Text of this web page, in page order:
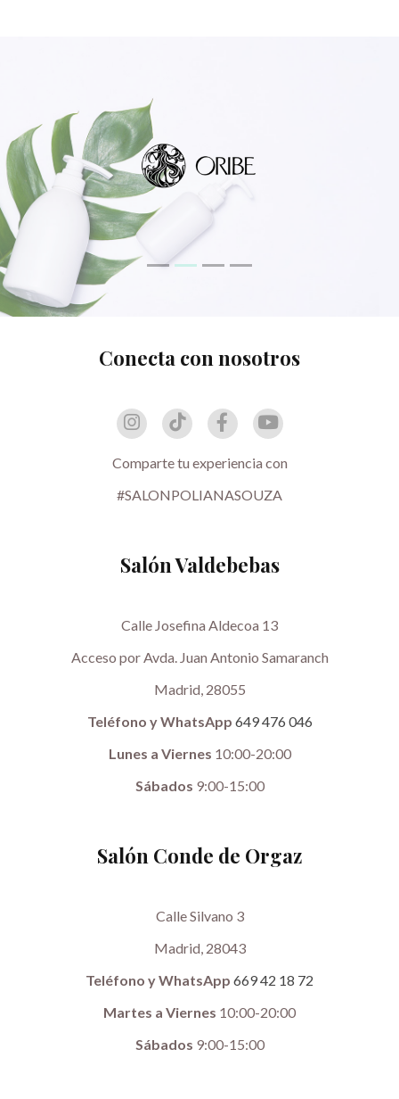
Conecta con nosotros
Comparte tu experiencia con
#SALONPOLIANASOUZA
Salón Valdebebas
Calle Josefina Aldecoa 13
Acceso por Avda. Juan Antonio Samaranch
Madrid, 28055
Teléfono y WhatsApp 649 476 046
Lunes a Viernes 10:00-20:00
Sábados 9:00-15:00
Salón Conde de Orgaz
Calle Silvano 3
Madrid, 28043
Teléfono y WhatsApp 669 42 18 72
Martes a Viernes 10:00-20:00
Sábados 9:00-15:00